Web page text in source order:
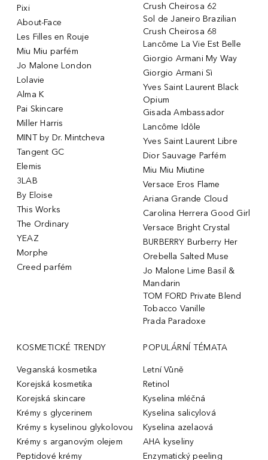
Pixi
About-Face
Les Filles en Rouje
Miu Miu parfém
Jo Malone London
Lolavie
Alma K
Pai Skincare
Miller Harris
MINT by Dr. Mintcheva
Tangent GC
Elemis
3LAB
By Eloise
This Works
The Ordinary
YEAZ
Morphe
Creed parfém
Crush Cheirosa 62
Sol de Janeiro Brazilian
Crush Cheirosa 68
Lancôme La Vie Est Belle
Giorgio Armani My Way
Giorgio Armani Sì
Yves Saint Laurent Black
Opium
Gisada Ambassador
Lancôme Idôle
Yves Saint Laurent Libre
Dior Sauvage Parfém
Miu Miu Miutine
Versace Eros Flame
Ariana Grande Cloud
Carolina Herrera Good Girl
Versace Bright Crystal
BURBERRY Burberry Her
Orebella Salted Muse
Jo Malone Lime Basil &
Mandarin
TOM FORD Private Blend
Tobacco Vanille
Prada Paradoxe
KOSMETICKÉ TRENDY
Veganská kosmetika
Korejská kosmetika
Korejská skincare
Krémy s glycerinem
Krémy s kyselinou glykolovou
Krémy s arganovým olejem
Peptidové krémy
POPULÁRNÍ TÉMATA
Letní Vůně
Retinol
Kyselina mléčná
Kyselina salicylová
Kyselina azelaová
AHA kyseliny
Enzymatický peeling